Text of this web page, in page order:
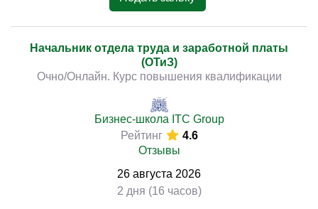
Начальник отдела труда и заработной платы
(ОТиЗ)
Очно/Онлайн. Курс повышения квалификации
Бизнес-школа ITC Group
Рейтинг
4.6
Отзывы
26 августа 2026
2 дня (16 часов)